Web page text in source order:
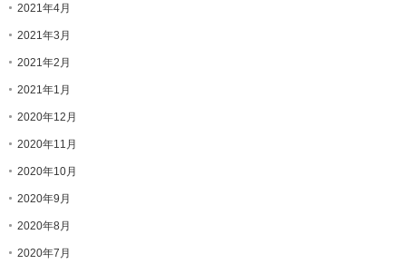
2021年4月
2021年3月
2021年2月
2021年1月
2020年12月
2020年11月
2020年10月
2020年9月
2020年8月
2020年7月